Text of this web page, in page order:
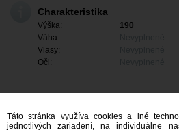
Charakteristika
Výška:
190
Váha:
Vlasy:
Oči:
Táto stránka využíva cookies a iné
jednotlivých zariadení, na individuálne